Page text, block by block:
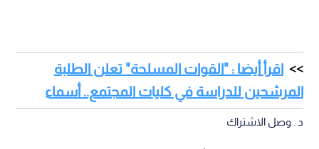
اقرأ أيضا : "القوات المسلحة" تعلن الطلبة
المرشحين للدراسة في كليات المجتمع.. أسماء
د . وصل الاشتراك